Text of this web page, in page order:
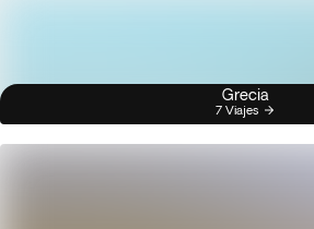
Grecia
7 Viajes